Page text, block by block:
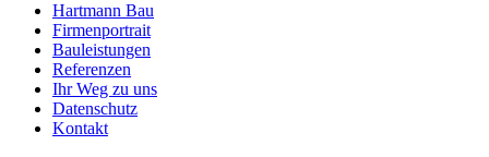
Hartmann Bau
Firmenportrait
Bauleistungen
Referenzen
Ihr Weg zu uns
Datenschutz
Kontakt